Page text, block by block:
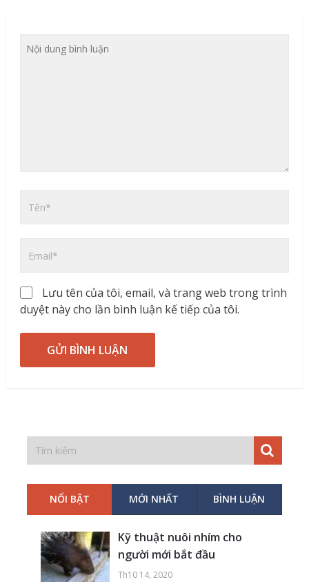
Lưu tên của tôi, email, và trang web trong trình
duyệt này cho lần bình luận kế tiếp của tôi.
NỔI BẬT MỚI NHẤT BÌNH LUẬN
Kỹ thuật nuôi nhím cho
người mới bắt đầu
Th10 14, 2020